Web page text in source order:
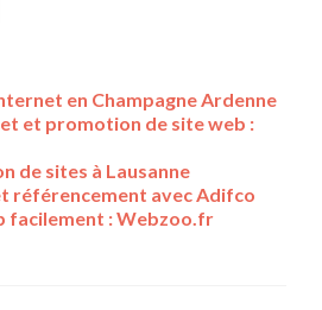
en Champagne Ardenne
et promotion de site web :
de sites à Lausanne
référencement avec Adifco
facilement : Webzoo.fr